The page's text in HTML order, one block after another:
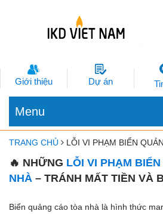
Giới thiệu Dự án
Menu
TRANG CHỦ LỖI VI PHẠM BIỂN
🔥 NHỮNG LỖI VI PHẠM
NHÀ – TRÁNH MẤT TIỀN VÀ
Biển quảng cáo tòa nhà là hình thức